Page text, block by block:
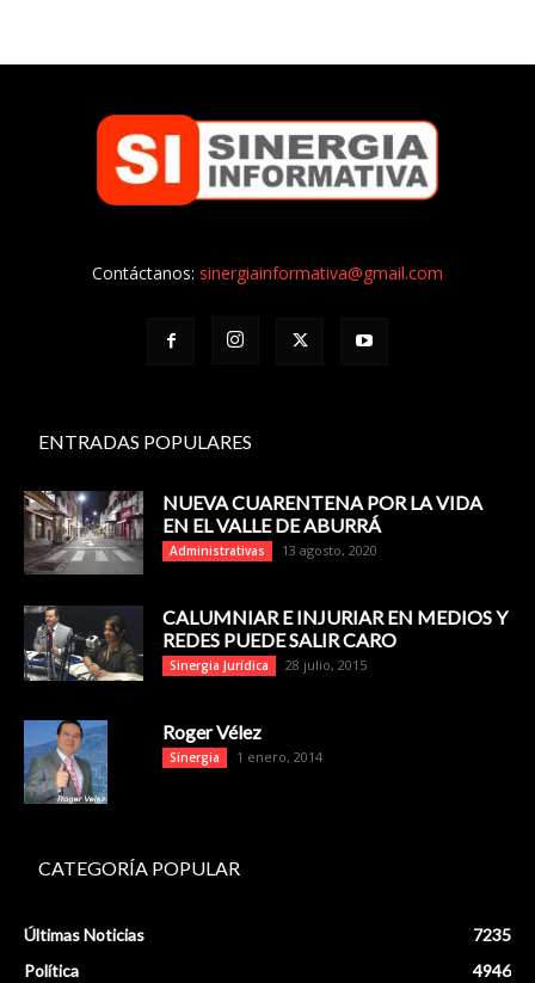
Contáctanos: sinergiainformativa@gmail.com
ENTRADAS POPULARES
NUEVA CUARENTENA POR LA VIDA
EN EL VALLE DE ABURRÁ
Administrativas 13 agosto, 2020
CALUMNIAR E INJURIAR EN MEDIOS Y
REDES PUEDE SALIR CARO
Sinergia Jurídica 28 julio, 2015
Roger Vélez
Sinergia 1 enero, 2014
CATEGORÍA POPULAR
Últimas Noticias
7235
Política
4946